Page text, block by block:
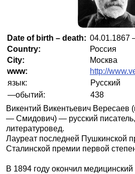
Date of birth – death: 04.01.1867
Country:
Россия
City:
Москва
www:
http://
язык:
Русский
—обытий:
438
Викентий Викентьевич
— Смидович) — русский
литературовед.
Лауреат последней Пушкинской
Сталинской премии первой
В 1894 году окончил медицинский